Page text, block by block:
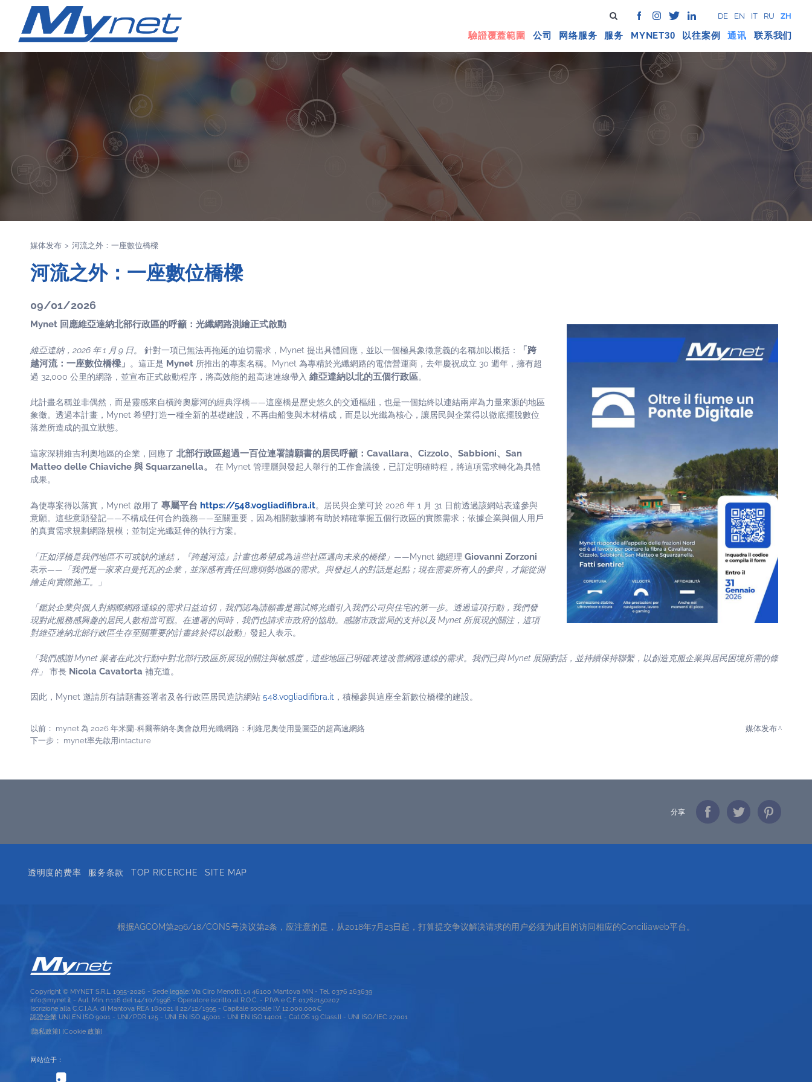
DE EN IT RU ZH
驗證覆蓋範圍 公司 网络服务 服务 MYNET 以往案例 通讯 联系我们
媒体发布 > 河流之外：一座數位橋樑
河流之外：一座數位橋樑
09/01/2026
Mynet 回應維亞達納北部行政區的呼籲：光纖網路測繪正式啟動
維亞達納，2026 年 1 月 9 日。 針對一項已無法再拖延的迫切需求，Mynet 提出具體回應，並以一個極具象徵意義的名稱加以概括：
「跨
越河流：一座數位橋樑」
。這正是 Mynet 所推出的專案名稱。Mynet 為專精於光纖網路的電信營運商，去年慶祝成立 30 週年，擁有超
過 32,000 公里的網路，並宣布正式啟動程序，將高效能的超高速連線帶入 維亞達納以北的五個行政區。
此計畫名稱並非偶然，而是靈感來自橫跨奧廖河的經典浮橋——這座橋是歷史悠久的交通樞紐，也是一個始終以連結兩岸為力量來源的地區
象徵。透過本計畫，Mynet 希望打造一種全新的基礎建設，不再由船隻與木材構成，而是以光纖為核心，讓居民與企業得以徹底擺脫數位
落差所造成的孤立狀態。
這家深耕維吉利奧地區的企業，回應了 北部行政區超過一百位連署請願書的居民呼籲：Cavallara、Cizzolo、Sabbioni、San
Matteo delle Chiaviche 與 Squarzanella。
在 Mynet 管理層與發起人舉行的工作會議後，已訂定明確時程，將這項需求轉化為具體
成果。
為使專案得以落實，Mynet 啟用了 專屬平台 https://548.vogliadifibra.it。居民與企業可於 2026 年 1 月 31 日前透過該網站表達參與
意願。這些意願登記——不構成任何合約義務——至關重要，因為相關數據將有助於精確掌握五個行政區的實際需求；依據企業與個人用戶
的真實需求規劃網路規模；並制定光纖延伸的執行方案。
「正如浮橋是我們地區不可或缺的連結，『跨越河流』計畫也希望成為這些社區邁向未來的橋樑」 ——Mynet 總經理 Giovanni Zorzoni
表示—— 「我們是一家來自曼托瓦的企業，並深感有責任回應弱勢地區的需求。與發起人的對話是起點；現在需要所有人的參與，才能從測
繪走向實際施工。」
「鑑於企業與個人對網際網路連線的需求日益迫切，我們認為請願書是嘗試將光纖引入我們公司與住宅的第一步。透過這項行動，我們發
現對此服務感興趣的居民人數相當可觀。在連署的同時，我們也請求市政府的協助。感謝市政當局的支持以及 Mynet 所展現的關注，這項
對維亞達納北部行政區生存至關重要的計畫終於得以啟動」 發起人表示。
「我們感謝 Mynet 業者在此次行動中對北部行政區所展現的關注與敏感度，這些地區已明確表達改善網路連線的需求。我們已與 Mynet 展開對話，並持續保持聯繫，以創造克服企業與居民困境所需的條
件」
市長 Nicola Cavatorta 補充道。
因此，Mynet 邀請所有請願書簽署者及各行政區居民造訪網站 548.vogliadifibra.it ，積極參與這座全新數位橋樑的建設。
以前： mynet 為 2026 年米蘭-科爾蒂納冬奧會啟用光纖網路：利維尼奧使用曼圖亞的超高速網絡
下一步： mynet率先啟用intacture
媒体发布
分享
透明度的费率 服务条款 TOP RICERCHE SITE MAP
根据AGCOM第296/18/CONS号决议第2条，应注意的是，从2018年7月23日起，打算提交争议解决请求的用户必须为此目的访问相应的Conciliaweb平台。
Copyright © MYNET S.R.L. 1995-2026 - Sede legale: Via Ciro Menotti, 14 46100 Mantova MN - Tel. 0376 263639
info@mynet.it - Aut. Min. n.116 del 14/10/1996 - Operatore iscritto al R.O.C. - P.IVA e C.F. 01762150207
Iscrizione alla C.C.I.A.A. di Mantova REA 180021 il 22/12/1995 - Capitale sociale I.V. 12.000.000€
認證企業 UNI EN ISO 9001 - UNI/PDR 125 - UNI EN ISO 45001 - UNI EN ISO 14001 - Cat.OS 19 Class.II - UNI ISO/IEC 27001
[隐私政策] [Cookie 政策]
网站位于：